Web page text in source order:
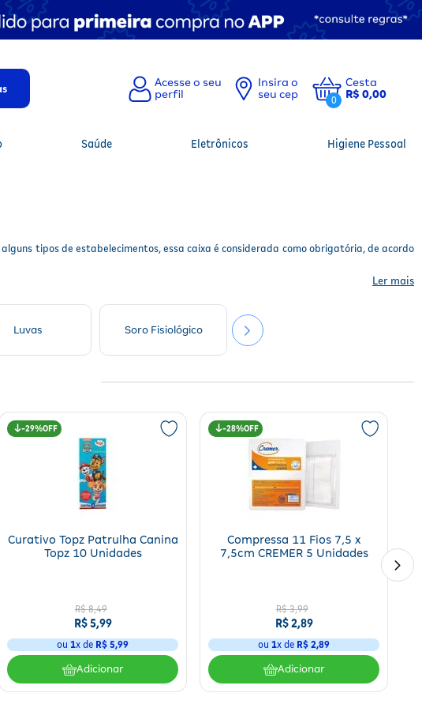
Insira o
seu cep
0
Cesta
R$ 0,00
Saúde Eletrônicos Higiene Pessoal
tipos de estabelecimentos, essa caixa é considerada como obrigatória, de acordo
em condições que exigem aparato médico, é imprescindível a consulta de um profissional
álcool em gel, entre outrosprodutos em oferta.
geralmente, são incluídos itens de higiene pessoalpara evitar possíveis
Ler mais
Luvas Soro Fisiológico
29%
Curativo Topz Patrulha Canina
Topz 10 Unidades
R$ 8,49
R$5,99
ou1x de R$ 5,99
Adicionar
28%
Compressa 11 Fios 7,5 x
7,5cm CREMER 5 Unidades
R$ 3,99
R$ 2,89
ou1x de R$ 2,89
Adicionar